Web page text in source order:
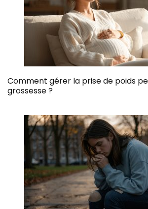
Comment gérer la prise de poids
grossesse ?